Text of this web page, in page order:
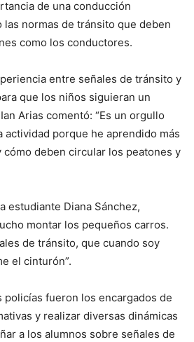
de una conducción
las normas de tránsito que deben
como los conductores.
entre señales de tránsito y
que los niños siguieran un
Arias comentó: “Es un orgullo
actividad porque he aprendido más
cómo deben circular los peatones y
estudiante Diana Sánchez,
montar los pequeños carros.
de tránsito, que cuando soy
el cinturón”.
policías fueron los encargados de
y realizar diversas dinámicas
a los alumnos sobre señales de